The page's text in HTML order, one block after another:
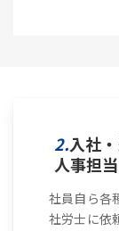
2.入社
人事担
社員自ら各
社労士に依